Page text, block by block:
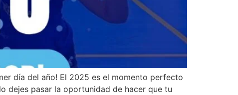
día del año! El 2025 es el momento perfecto
dejes pasar la oportunidad de hacer que tu